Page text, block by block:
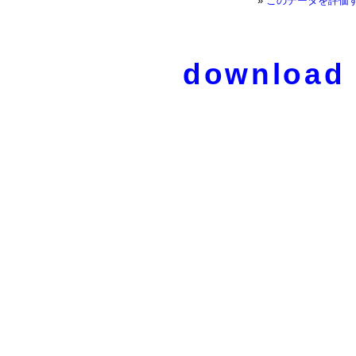
download